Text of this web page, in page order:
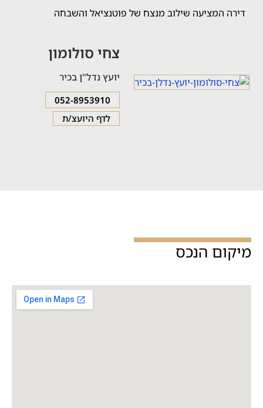
דירה המציעה שילוב מנצח של פוטנציאל והשבחה
צחי סולומון
יועץ נדל"ן בכיר
052-8953910
לדף היועצ/ת
מיקום הנכס